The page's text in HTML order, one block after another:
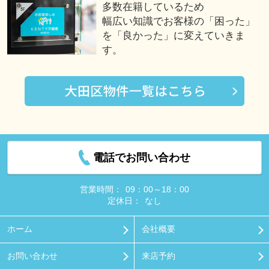
多数在籍しているため
幅広い知識でお客様の「困った」
を「良かった」に変えていきま
す。
電話でお問い合わせ
営業時間：
09：00～18：00
定休日：
なし
ホーム 会社概要
お問い合わせ 来店予約